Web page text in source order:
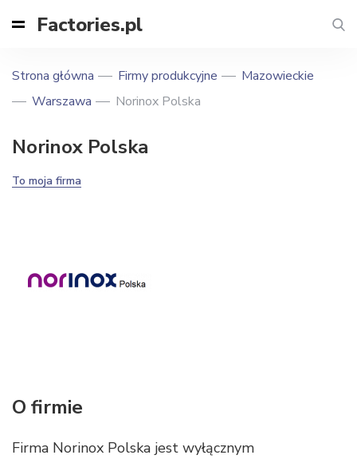
Factories.pl
Strona główna Firmy produkcyjne
Mazowieckie
Warszawa
Norinox Polska
Norinox Polska
To moja firma
O firmie
Firma Norinox Polska jest wyłącznym